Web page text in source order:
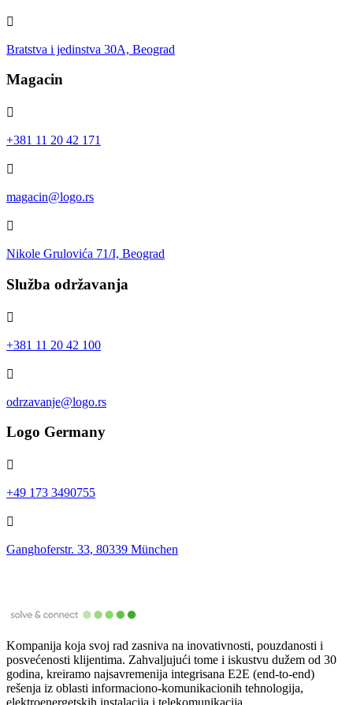
Bratstva i jedinstva 30A, Beograd
Magacin
+381 11 20 42 171
magacin@logo.rs
Nikole Grulovića 71/I, Beograd
Služba održavanja
+381 11 20 42 100
odrzavanje@logo.rs
Logo Germany
+49 173 3490755
Ganghoferstr. 33, 80339 München
Kompanija koja svoj rad zasniva na inovativnosti, pouzdanosti i
posvećenosti klijentima. Zahvaljujući tome i iskustvu dužem od 30
godina, kreiramo najsavremenija integrisana E2E (end-to-end)
rešenja iz oblasti informaciono-komunikacionih tehnologija,
elektroenergetskih instalacija i telekomunikacija.